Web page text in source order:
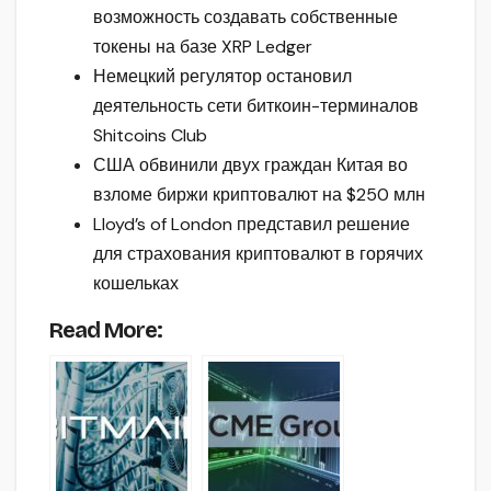
возможность создавать собственные
токены на базе XRP Ledger
Немецкий регулятор остановил
деятельность сети биткоин-терминалов
Shitcoins Club
США обвинили двух граждан Китая во
взломе биржи криптовалют на $250 млн
Lloyd’s of London представил решение
для страхования криптовалют в горячих
кошельках
Read More: